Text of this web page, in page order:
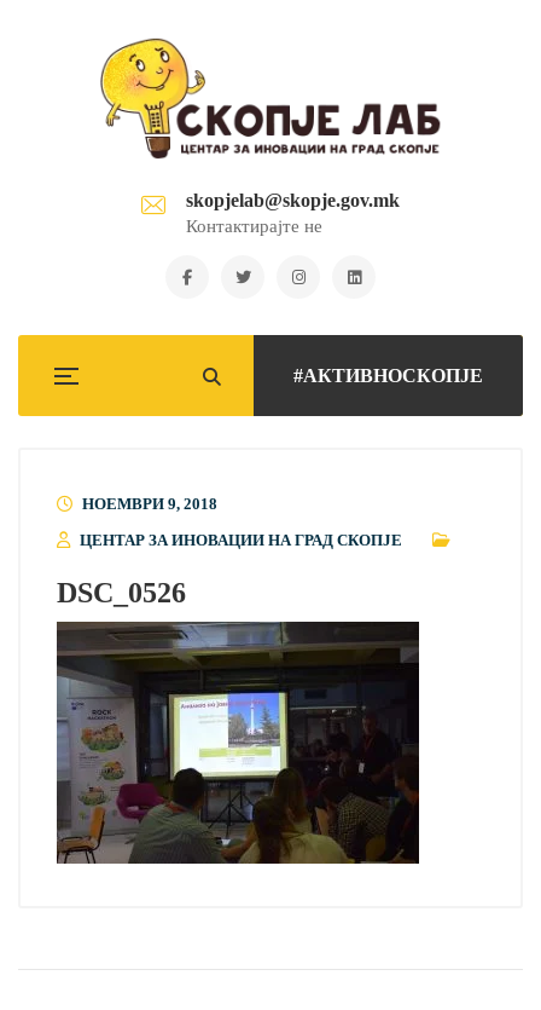
skopjelab@skopje.gov.mk
Контактирајте не
#АКТИВНОСКОПЈЕ
НОЕМВРИ 9, 2018
ЦЕНТАР ЗА ИНОВАЦИИ НА ГРАД СКОПЈЕ
DSC_0526